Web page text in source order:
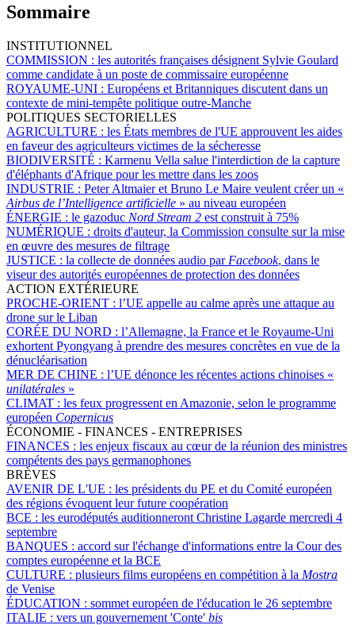
Sommaire
INSTITUTIONNEL
COMMISSION : les autorités françaises désignent Sylvie Goulard
comme candidate à un poste de commissaire européenne
ROYAUME-UNI : Européens et Britanniques discutent dans un
contexte de mini-tempête politique outre-Manche
POLITIQUES SECTORIELLES
AGRICULTURE : les États membres de l'UE approuvent les aides
en faveur des agriculteurs victimes de la sécheresse
BIODIVERSITÉ : Karmenu Vella salue l'interdiction de la capture
d'éléphants d'Afrique pour les mettre dans les zoos
INDUSTRIE : Peter Altmaier et Bruno Le Maire veulent créer un «
Airbus de l’Intelligence artificielle » au niveau européen
ÉNERGIE : le gazoduc Nord Stream 2 est construit à 75%
NUMÉRIQUE : droits d'auteur, la Commission consulte sur la mise
en œuvre des mesures de filtrage
JUSTICE : la collecte de données audio par Facebook, dans le
viseur des autorités européennes de protection des données
ACTION EXTÉRIEURE
PROCHE-ORIENT : l’UE appelle au calme après une attaque au
drone sur le Liban
CORÉE DU NORD : l’Allemagne, la France et le Royaume-Uni
exhortent Pyongyang à prendre des mesures concrètes en vue de la
dénucléarisation
MER DE CHINE : l’UE dénonce les récentes actions chinoises «
unilatérales »
CLIMAT : les feux progressent en Amazonie, selon le programme
européen Copernicus
ÉCONOMIE - FINANCES - ENTREPRISES
FINANCES : les enjeux fiscaux au cœur de la réunion des ministres
compétents des pays germanophones
BRÈVES
AVENIR DE L'UE : les présidents du PE et du Comité européen
des régions évoquent leur future coopération
BCE : les eurodéputés auditionneront Christine Lagarde mercredi 4
septembre
BANQUES : accord sur l'échange d'informations entre la Cour des
comptes européenne et la BCE
CULTURE : plusieurs films européens en compétition à la Mostra
de Venise
ÉDUCATION : sommet européen de l'éducation le 26 septembre
ITALIE : vers un gouvernement 'Conte' bis